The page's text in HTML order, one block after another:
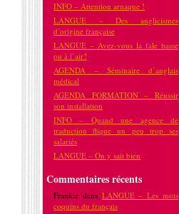
INFO – Attention arnaque !
LANGUE – Des anglicismes
d’origine française
LANGUE – Avez-vous la fale basse
ou à l’air?
AGENDA – Séminaire d’anglais
médical
AGENDA FORMATION – Réussir
son installation
INFO – Quand une agence de
traduction flique un peu trop ses
salariés
LANGUE – On y sait bien
Commentaires récents
Frankie dans LANGUE – Les mots
coquins du français